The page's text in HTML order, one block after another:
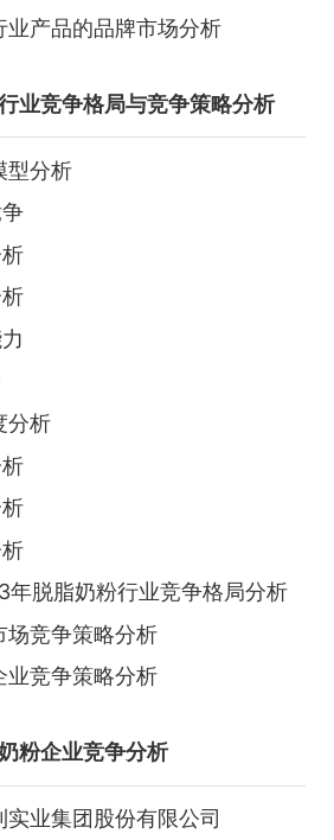
业产品的品牌市场分析
业竞争格局与竞争策略分析
型分析
分析
脱脂奶粉行业竞争格局分析
场竞争策略分析
业竞争策略分析
粉企业竞争分析
业集团股份有限公司